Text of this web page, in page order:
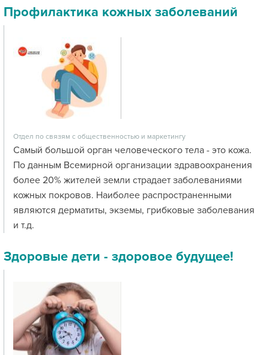
Профилактика кожных заболеваний
Отдел по связям с общественностью и маркетингу
Самый большой орган человеческого тела - это кожа.
По данным Всемирной организации здравоохранения
более 20% жителей земли страдает заболеваниями
кожных покровов. Наиболее распространенными
являются дерматиты, экземы, грибковые заболевания
и т.д.
Здоровые дети - здоровое будущее!